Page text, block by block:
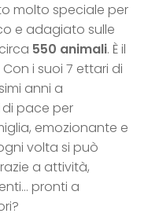
molto speciale per
e adagiato sulle
550 animali. È il
Con i suoi 7 ettari di
anni a
pace per
emozionante e
volta si può
a attività,
pronti a